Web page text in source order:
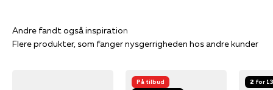
Flere produkter, som fanger nysgerrigheden hos andre kunder
På tilbud
2 for